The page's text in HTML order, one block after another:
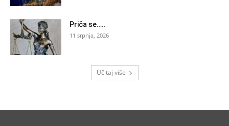
Priča se…..
11 srpnja, 2026
Učitaj više